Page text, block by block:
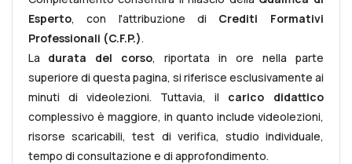
Esperto, con l'attribuzione di Crediti Formativi
Professionali (C.F.P.).
La durata del corso, riportata in ore nella parte
superiore di questa pagina, si riferisce esclusivamente ai
minuti di videolezioni. Tuttavia, il carico didattico
complessivo è maggiore, in quanto include videolezioni,
risorse scaricabili, test di verifica, studio individuale,
tempo di consultazione e di approfondimento.